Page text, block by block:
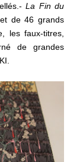
La Fin du
de 46 grands
les faux-titres,
de grandes